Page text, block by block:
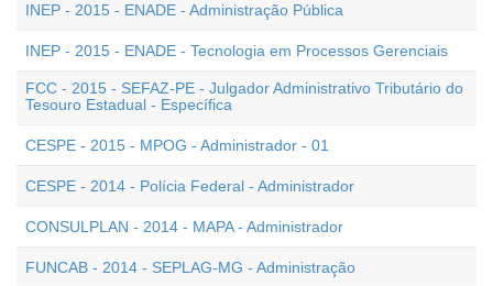
INEP - 2015 - ENADE - Administração Pública
INEP - 2015 - ENADE - Tecnologia em Processos Gerenciais
FCC - 2015 - SEFAZ-PE - Julgador Administrativo Tributário do
Tesouro Estadual - Específica
CESPE - 2015 - MPOG - Administrador - 01
CESPE - 2014 - Polícia Federal - Administrador
CONSULPLAN - 2014 - MAPA - Administrador
FUNCAB - 2014 - SEPLAG-MG - Administração